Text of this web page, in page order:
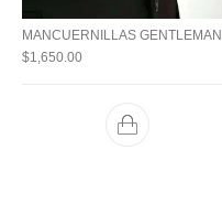
MANCUERNILLAS GENTLEMAN
$1,650.00